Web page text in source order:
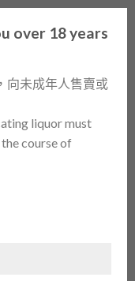
砵酒 / PORT
over 18 years
向未成年人售賣或
liquor must
course of